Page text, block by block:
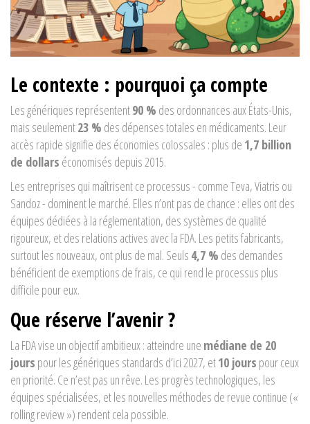
Le contexte : pourquoi ça compte
Les génériques représentent90 % des ordonnances aux États-Unis,
mais seulement23 % des dépenses totales en médicaments. Leur
accès rapide signifie des économies colossales : plus de 1,7 billion
de dollars économisés depuis 2015.
Les entreprises qui maîtrisent ce processus - comme Teva, Viatris ou
Sandoz - dominent le marché. Elles n’ont pas de chance : elles ont des
équipes dédiées à la réglementation, des systèmes de qualité
rigoureux, et des relations actives avec la FDA. Les petits fabricants,
surtout les nouveaux, ont plus de mal. Seuls 4,7 % des demandes
bénéficient de exemptions de frais, ce qui rend le processus plus
difficile pour eux.
Que réserve l’avenir ?
La FDA vise un objectif ambitieux : atteindre une médiane de 20
jours pour les génériques standards d’ici 2027, et10 jours pour ceux
en priorité. Ce n’est pas un rêve. Les progrès technologiques, les
équipes spécialisées, et les nouvelles méthodes de revue continue («
rolling review ») rendent cela possible.